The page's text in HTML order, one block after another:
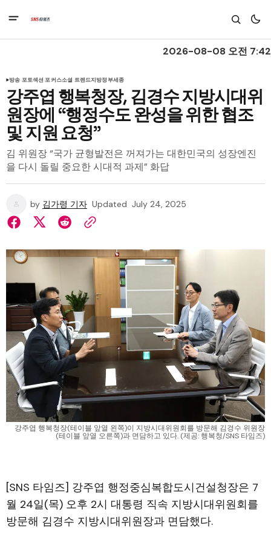
2026-08-08 오전 7:42
방송 포토섹션 포커스소셜 트렌드지방정부세종
강주엽 행복청장, 김경수 지방시대위
원장에 “행정수도 완성을 위한 협조
및 지원 요청”
김 위원장 “국가 균형발전은 꺼져가는 대한민국의 성장엔진
을 다시 돌릴 중요한 시대적 과제” 화답
by 김가령 기자 Updated July 24, 2025
강주엽 행복청장(테이블 앞열 왼쪽)이 지방시대위원회를 방문해 김경수 위원장
(테이블 앞열 오른쪽)과 면담하고 있다. (제공: 행복청/SNS 타임즈)
[SNS 타임즈] 강주엽 행정중심복합도시건설청장은 7
월 24일(목) 오후 2시 대통령 직속 지방시대위원회를
방문해 김경수 지방시대위원장과 면담했다.